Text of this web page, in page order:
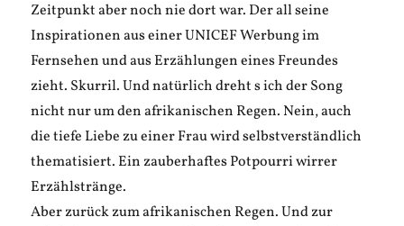
Zeitpunkt aber noch nie dort war. Der all seine
Inspirationen aus einer UNICEF Werbung im
Fernsehen und aus Erzählungen eines Freundes
zieht. Skurril. Und natürlich dreht s ich der Song
nicht nur um den afrikanischen Regen. Nein, auch
die tiefe Liebe zu einer Frau wird selbstverständlich
thematisiert. Ein zauberhaftes Potpourri wirrer
Erzählstränge.
Aber zurück zum afrikanischen Regen. Und zur